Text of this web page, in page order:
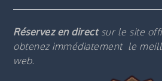
Réservez en directsur le site
obtenez immédiatement le m
web.